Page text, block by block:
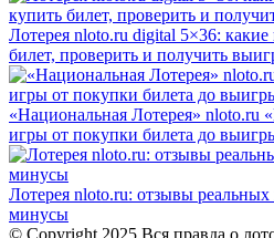
Лотерея nloto.ru digital 5×36:
билет, проверить и получить
«Национальная Лотерея» nloto.ru
игры от покупки билета до
Лотерея nloto.ru: отзывы
минусы
© Copyright 2025 Вся правда о